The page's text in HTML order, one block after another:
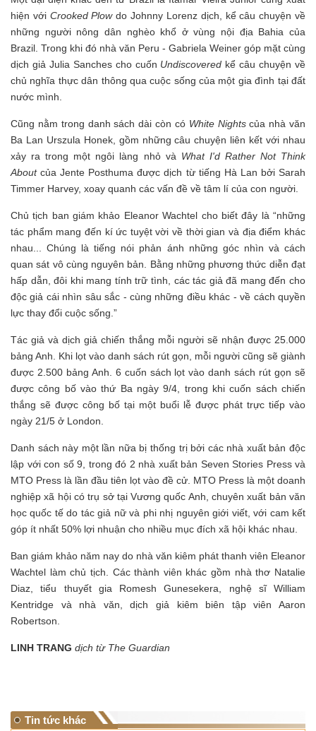
hiện với Crooked Plowdo Johnny Lorenz dịch, kể câu chuyện về
những người nông dân nghèo khổ ở vùng nội địa Bahia của
Brazil. Trong khi đó nhà văn Peru - Gabriela Weiner góp mặt cùng
dịch giả Julia Sanches cho cuốn Undiscovered kể câu chuyện về
chủ nghĩa thực dân thông qua cuộc sống của một gia đình tại đất
nước mình.
Cũng nằm trong danh sách dài còn có White Nightscủa nhà văn
Ba Lan Urszula Honek, gồm những câu chuyện liên kết với nhau
xảy ra trong một ngôi làng nhỏ và What I'd Rather Not Think
Aboutcủa Jente Posthuma được dịch từ tiếng Hà Lan bởi Sarah
Timmer Harvey, xoay quanh các vấn đề về tâm lí của con người.
Chủ tịch ban giám khảo Eleanor Wachtel cho biết đây là “những
tác phẩm mang đến kí ức tuyệt vời về thời gian và địa điểm khác
nhau... Chúng là tiếng nói phản ánh những góc nhìn và cách
quan sát vô cùng nguyên bản. Bằng những phương thức diễn đạt
hấp dẫn, đôi khi mang tính trữ tình, các tác giả đã mang đến cho
độc giả cái nhìn sâu sắc - cùng những điều khác - về cách quyền
lực thay đổi cuộc sống.”
Tác giả và dịch giả chiến thắng mỗi người sẽ nhận được 25.000
bảng Anh. Khi lọt vào danh sách rút gọn, mỗi người cũng sẽ giành
được 2.500 bảng Anh. 6 cuốn sách lọt vào danh sách rút gọn sẽ
được công bố vào thứ Ba ngày 9/4, trong khi cuốn sách chiến
thắng sẽ được công bố tại một buổi lễ được phát trực tiếp vào
ngày 21/5 ở London.
Danh sách này một lần nữa bị thống trị bởi các nhà xuất bản độc
lập với con số 9, trong đó 2 nhà xuất bản Seven Stories Press và
MTO Press là lần đầu tiên lọt vào đề cử. MTO Press là một doanh
nghiệp xã hội có trụ sở tại Vương quốc Anh, chuyên xuất bản văn
học quốc tế do tác giả nữ và phi nhị nguyên giới viết, với cam kết
góp ít nhất 50% lợi nhuận cho nhiều mục đích xã hội khác nhau.
Ban giám khảo năm nay do nhà văn kiêm phát thanh viên Eleanor
Wachtel làm chủ tịch. Các thành viên khác gồm nhà thơ Natalie
Diaz, tiểu thuyết gia Romesh Gunesekera, nghệ sĩ William
Kentridge và nhà văn, dịch giả kiêm biên tập viên Aaron
Robertson.
LINH TRANG dịch từ The Guardian
Tin tức khác